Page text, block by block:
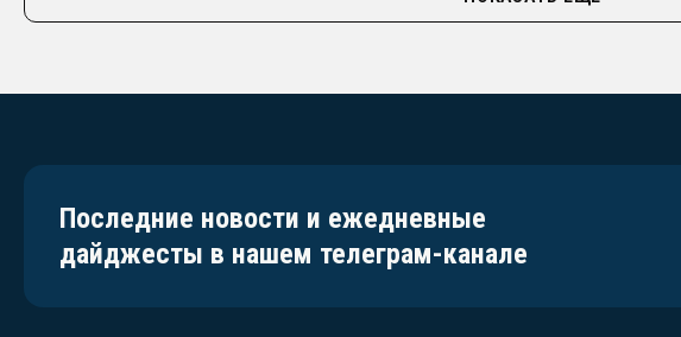
Последние новости и ежедневные
дайджесты в нашем телеграм-канале